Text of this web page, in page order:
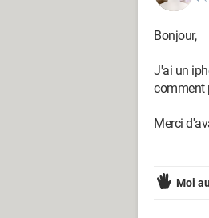
Bonjour,
J'ai un
comment
Merci
Moi